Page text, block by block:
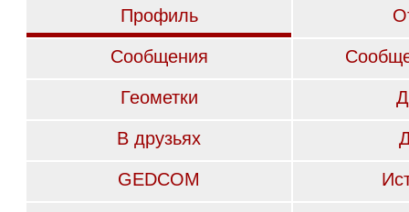
Профиль
Сообщения
Геометки
В друзьях
GEDCOM